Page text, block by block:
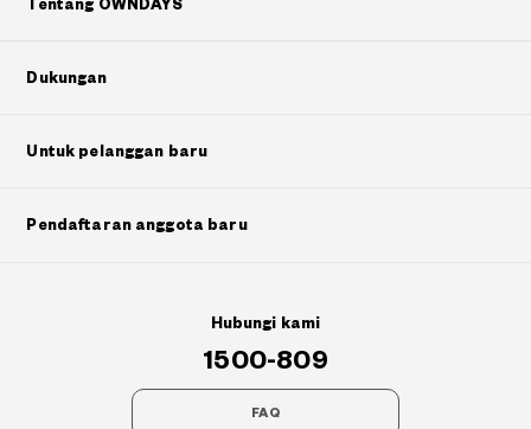
Tentang OWNDAYS
Dukungan
Untuk pelanggan baru
Pendaftaran anggota baru
Hubungi kami
1500-809
FAQ